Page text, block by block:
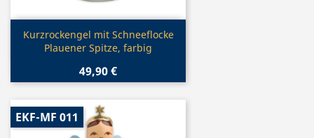
Vorschau
Kurzrockengel mit Schneeflocke
Plauener Spitze, farbig
49,90 €
EKF-MF 011